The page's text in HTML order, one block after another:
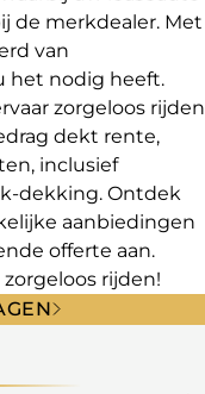
de merkdealer. Met
van
het nodig heeft.
zorgeloos rijden
dekt rente,
inclusief
dekking. Ontdek
aanbiedingen
offerte aan.
rijden!